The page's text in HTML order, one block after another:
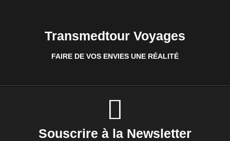
Transmedtour Voyages
FAIRE DE VOS ENVIES UNE RÉALITÉ
Souscrire à la Newsletter